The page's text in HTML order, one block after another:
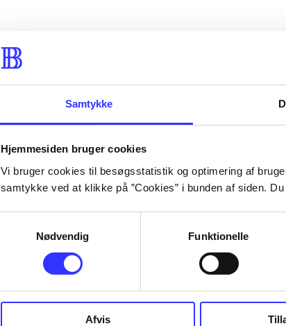
Samtykke
Hjemmesiden bruger cookies
Vi bruger cookies til besøgsstatistik og optimering af
samtykke ved at klikke på ”Cookies” i bunden af siden.
Nødvendig
Funktionelle
Afvis
...